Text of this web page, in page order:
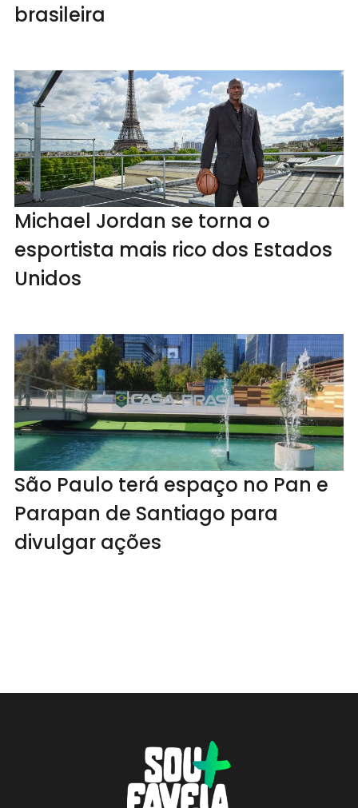
brasileira
Michael Jordan se torna o
esportista mais rico dos Estados
Unidos
São Paulo terá espaço no Pan e
Parapan de Santiago para
divulgar ações